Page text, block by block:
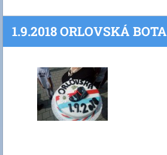
1.9.2018 ORLOVSKÁ BOTA